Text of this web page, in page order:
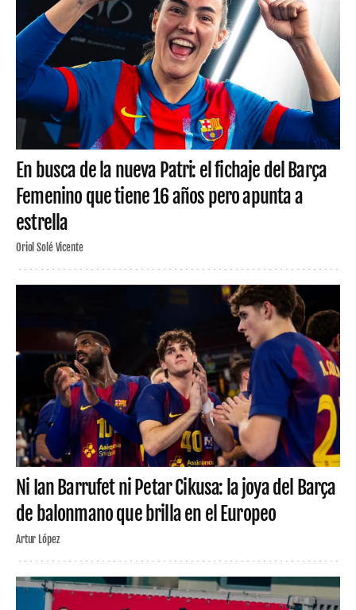
En busca de la nueva Patri: el fichaje del Barça
Femenino que tiene 16 años pero apunta a
estrella
Oriol Solé Vicente
Ni Ian Barrufet ni Petar Cikusa: la joya del Barça
de balonmano que brilla en el Europeo
Artur López